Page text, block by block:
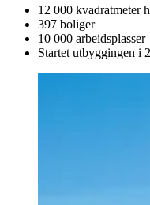
12 000 kvadratmeter
397 boliger
10 000 arbeidsplasser
Startet utbyggingen i